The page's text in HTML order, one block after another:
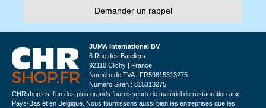
Demander un rappel
JUMA International BV
6 Rue des Bateliers
92110 Clichy | France
Numéro de TVA : FR59815313275
Numéro Siren : 815313275
CHRshop est l'un des plus grands fournisseurs de matériel de restauration aux
Pays-Bas et en Belgique. Nous fournissons aussi bien les entreprises que les